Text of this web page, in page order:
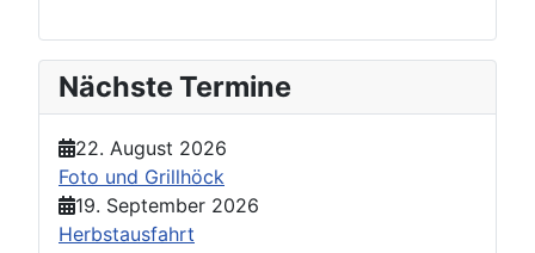
Nächste Termine
22. August 2026
Foto und Grillhöck
19. September 2026
Herbstausfahrt